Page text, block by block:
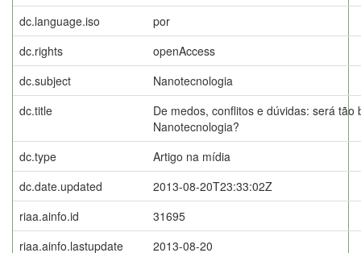
dc.language.iso
por
dc.rights
openAccess
dc.subject
Nanotecnologia
dc.title
De medos, conflitos e dúvidas: será tão
Nanotecnologia?
dc.type
Artigo na mídia
dc.date.updated
2013-08-20T23:33:02Z
riaa.ainfo.id
31695
riaa.ainfo.lastupdate
2013-08-20